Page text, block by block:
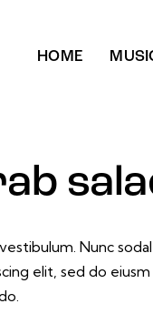
HOME
Nunc
elit, sed do